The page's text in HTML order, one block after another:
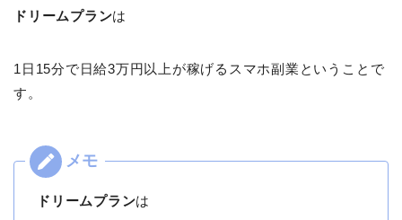
ドリームプランは
1日15分で日給3万円以上が稼げるスマホ副業ということで
す。
ドリームプランは